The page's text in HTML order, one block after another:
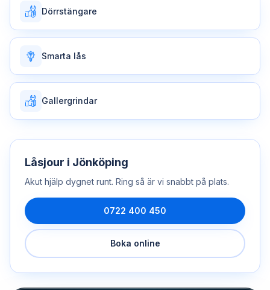
Dörrstängare
Smarta lås
Gallergrindar
Låsjour i Jönköping
Akut hjälp dygnet runt. Ring så är vi snabbt på plats.
0722 400 450
Boka online